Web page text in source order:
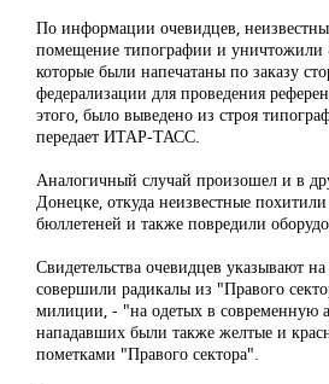
По информации очевидцев,
помещение типографии и уничтожили
которые были напечатаны по заказу
федерализации для проведения
этого, было выведено из строя
передает ИТАР-ТАСС.
Аналогичный случай произошел и в
Донецке, откуда неизвестные
бюллетеней и также повредили
Свидетельства очевидцев указывают
совершили радикалы из "Правого
милиции, - "на одетых в современную
нападавших были также желтые и
пометками "Правого сектора".